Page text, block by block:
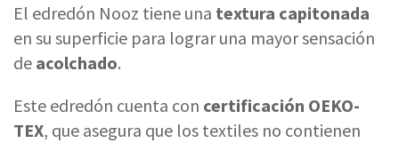
El edredón Nooz tiene una textura capitonada
en su superficie para lograr una mayor sensación
de acolchado.
Este edredón cuenta con certificación OEKO-
TEX, que asegura que los textiles no contienen